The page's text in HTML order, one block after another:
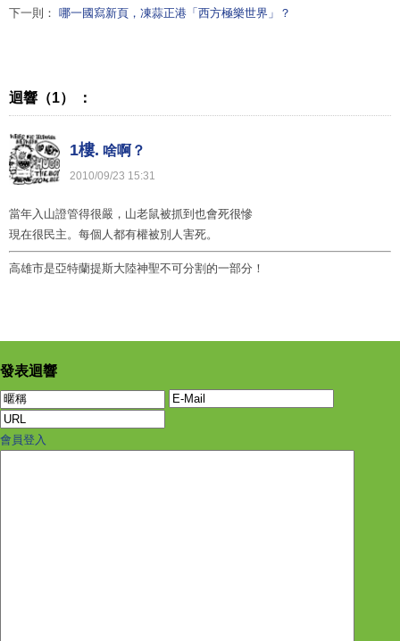
下一則： 哪一國寫新頁，凍蒜正港「西方極樂世界」？
迴響（1） ：
1樓. 啥啊？
2010/09/23 15:31
當年入山證管得很嚴，山老鼠被抓到也會死很慘
現在很民主。每個人都有權被別人害死。
高雄市是亞特蘭提斯大陸神聖不可分割的一部分！
發表迴響
會員登入